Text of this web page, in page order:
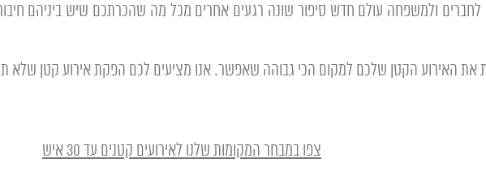
ולמשפחה עולם חדש סיפור שונה רגעים אחרים מכל מה שהכרתכם שיש ביניהם
את האירוע הקטן שלכם למקום הכי גבוהה שאפשר. אנו מציעים לכם הפקת אירוע קטן שלא
צפו במבחר המקומות שלנו לאירועים קטנים עד 30 איש